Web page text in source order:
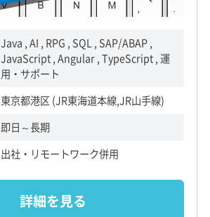
Java , AI , RPG , SQL , SAP/ABAP ,
JavaScript , Angular , TypeScript , 運
用・サポート
東京都港区 (JR東海道本線,JR山手線)
即日～長期
出社・リモートワーク併用
詳細を見る